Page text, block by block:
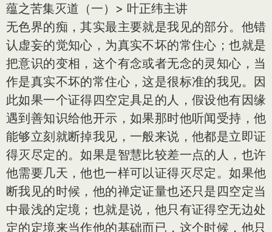
蕴之苦集灭道（一）> 叶正纬主讲
无色界的痴，其实最主要就是我见的部分。他错
认虚妄的觉知心，为真实不坏的常住心；也就是
把意识的变相，这个有念或者无念的灵知心，当
作是真实不坏的常住心，这是很标准的我见。因
此如果一个证得四空定具足的人，假设他有因缘
遇到善知识给他开示，如果那时他听闻受持，他
能够立刻就断掉我见，一般来说，他都是立即证
得灭尽定的。如果是智慧比较差一点的人，也许
他需要几天，他也一样可以证得灭尽定。如果他
断我见的时候，他的禅定证量也还只是四空定当
中最浅的定境；也就是说，他只有证得空无边处
定的定境来当作他的基础而已，这个时候，他只